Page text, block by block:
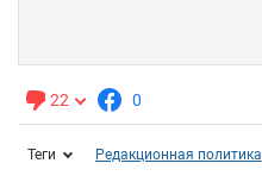
22 0
Теги Редакционная политика